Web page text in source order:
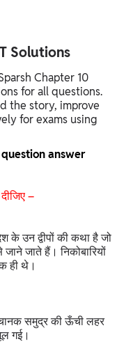
Solutions
Chapter 10
for all questions.
the story, improve
for exams using
answer
–
के उन द्वीपों की कथा है जो
जाते हैं। निकोबारियों
ही थे।
समुद्र की ऊँची लहर
गई।